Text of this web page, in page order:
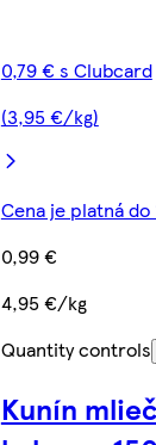
0,79 € s Clubcard
(3,95 €/kg)
Cena je platná do
0,99 €
4,95 €/kg
Quantity controls
Kunín